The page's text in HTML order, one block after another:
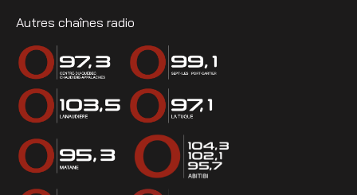
Autres chaînes radio